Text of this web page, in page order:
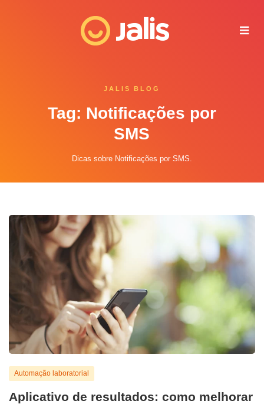
JALIS BLOG
Tag: Notificações por
SMS
Dicas sobre Notificações por SMS.
Automação laboratorial
Aplicativo de resultados: como melhorar
Juliana - Jalis